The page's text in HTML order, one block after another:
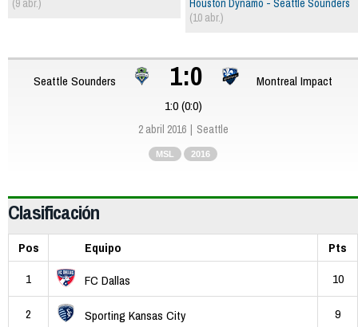
Houston Dynamo - Seattle Sounders
(10 abr.)
(9 abr.)
Seattle Sounders 1:0
Montreal Impact
1:0 (0:0)
2 abril 2016 Seattle
MSL 2016
Clasificación
Pos Equipo
Pts
1
FC Dallas 10
2 Sporting Kansas City 9